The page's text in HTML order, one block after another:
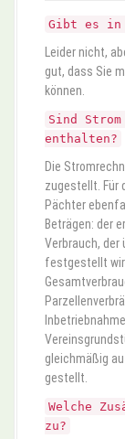
Gibt es in
Leider nicht,
gut, dass Sie
können.
Sind
enthalten?
Die
zugestellt. Für
Pächter
Beträgen: der
Verbrauch, der
festgestellt
gleichmäßig
gestellt.
Welche
zu?